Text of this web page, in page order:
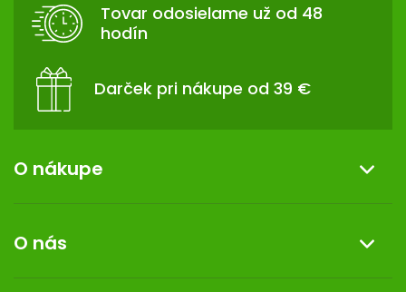
Tovar odosielame už od 48
hodín
Darček pri nákupe od 39 €
O nákupe
Reklamácia a vrátenie tovaru
Doprava a platba
O nás